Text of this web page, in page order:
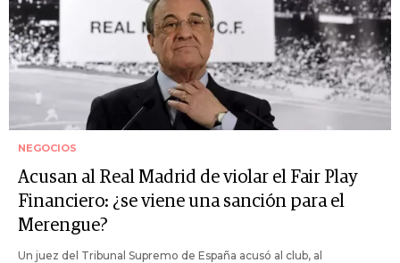
NEGOCIOS
Acusan al Real Madrid de violar el Fair Play
Financiero: ¿se viene una sanción para el
Merengue?
Un juez del Tribunal Supremo de España acusó al club, al